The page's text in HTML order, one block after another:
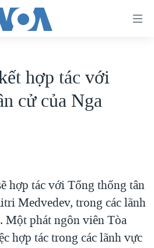
hợp tác với
cử của Nga
hợp tác với Tổng thống tân
Medvedev, trong các lãnh
Một phát ngôn viên Tòa
hợp tác trong các lãnh vực